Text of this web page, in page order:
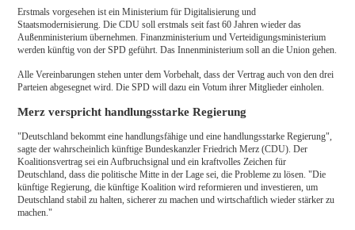
Erstmals vorgesehen ist ein Ministerium für Digitalisierung und
Staatsmodernisierung. Die CDU soll erstmals seit fast 60 Jahren wieder das
Außenministerium übernehmen. Finanzministerium und Verteidigungsministerium
werden künftig von der SPD geführt. Das Innenministerium soll an die Union gehen.
Alle Vereinbarungen stehen unter dem Vorbehalt, dass der Vertrag auch von den drei
Parteien abgesegnet wird. Die SPD will dazu ein Votum ihrer Mitglieder einholen.
Merz verspricht handlungsstarke Regierung
"Deutschland bekommt eine handlungsfähige und eine handlungsstarke Regierung",
sagte der wahrscheinlich künftige Bundeskanzler Friedrich Merz (CDU). Der
Koalitionsvertrag sei ein Aufbruchsignal und ein kraftvolles Zeichen für
Deutschland, dass die politische Mitte in der Lage sei, die Probleme zu lösen. "Die
künftige Regierung, die künftige Koalition wird reformieren und investieren, um
Deutschland stabil zu halten, sicherer zu machen und wirtschaftlich wieder stärker zu
machen."